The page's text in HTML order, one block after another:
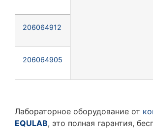
206064912
206064905
Лабораторное оборудование от
EQULAB, это полная гарантия,